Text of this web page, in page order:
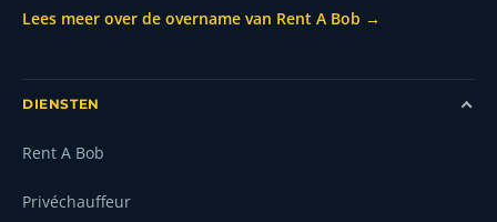
Lees meer over de overname van Rent A Bob →
DIENSTEN
Rent A Bob
Privéchauffeur